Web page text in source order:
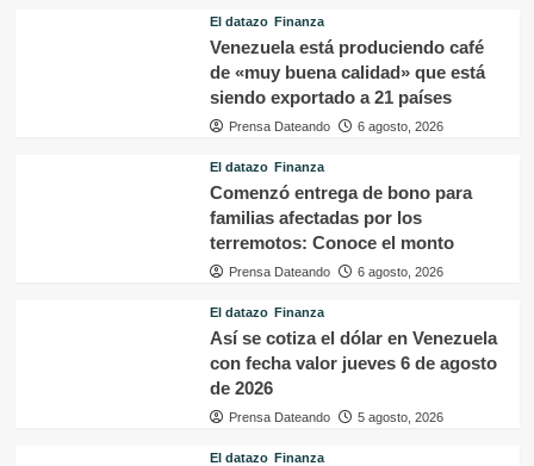
El datazo Finanza
Venezuela está produciendo café
de «muy buena calidad» que está
siendo exportado a 21 países
Prensa Dateando 6 agosto, 2026
El datazo Finanza
Comenzó entrega de bono para
familias afectadas por los
terremotos: Conoce el monto
Prensa Dateando 6 agosto, 2026
El datazo Finanza
Así se cotiza el dólar en Venezuela
con fecha valor jueves 6 de agosto
de 2026
Prensa Dateando 5 agosto, 2026
El datazo Finanza